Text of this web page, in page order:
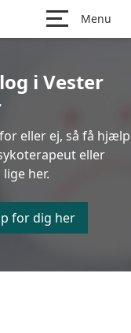
Menu
i Vester
eller ej, så få hjælp
eller
her.
for dig her